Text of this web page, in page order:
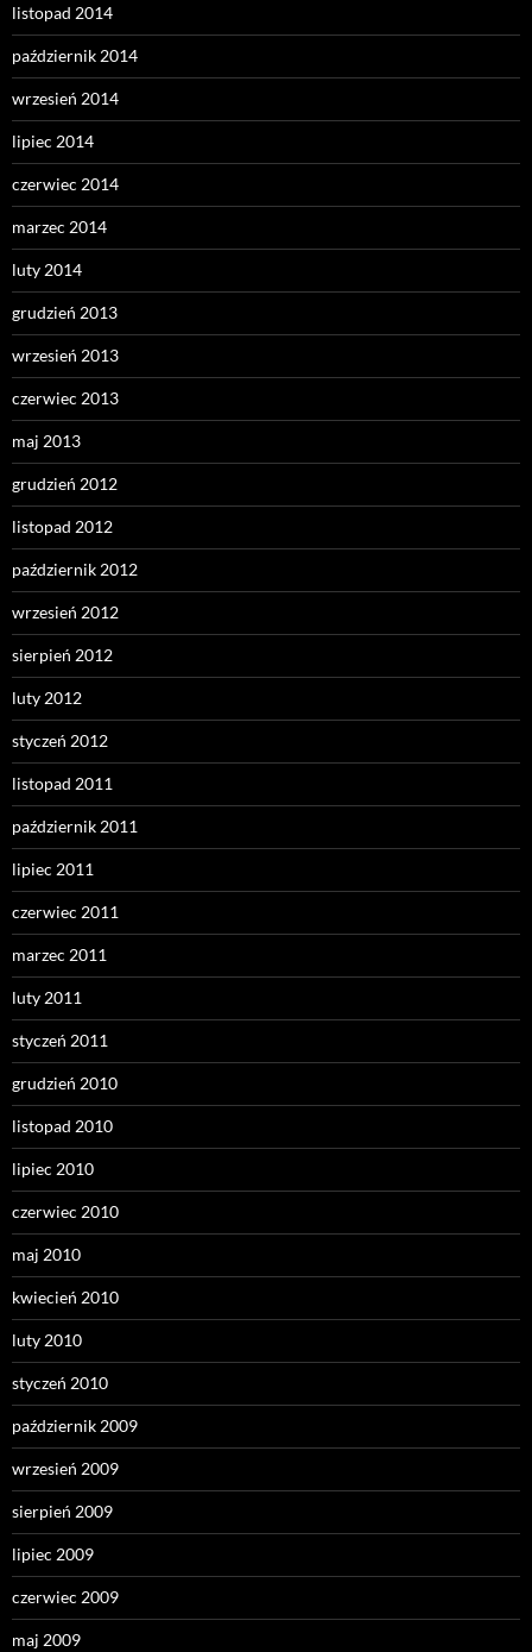
listopad 2014
październik 2014
wrzesień 2014
lipiec 2014
czerwiec 2014
marzec 2014
luty 2014
grudzień 2013
wrzesień 2013
czerwiec 2013
maj 2013
grudzień 2012
listopad 2012
październik 2012
wrzesień 2012
sierpień 2012
luty 2012
styczeń 2012
listopad 2011
październik 2011
lipiec 2011
czerwiec 2011
marzec 2011
luty 2011
styczeń 2011
grudzień 2010
listopad 2010
lipiec 2010
czerwiec 2010
maj 2010
kwiecień 2010
luty 2010
styczeń 2010
październik 2009
wrzesień 2009
sierpień 2009
lipiec 2009
czerwiec 2009
maj 2009